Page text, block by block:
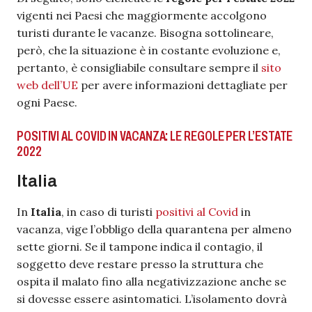
vigenti nei Paesi che maggiormente accolgono
turisti durante le vacanze. Bisogna sottolineare,
però, che la situazione è in costante evoluzione e,
pertanto, è consigliabile consultare sempre il sito
web dell’UE per avere informazioni dettagliate per
ogni Paese.
POSITIVI AL COVID IN VACANZA: LE REGOLE PER L’ESTATE
2022
Italia
In Italia, in caso di turisti positivi al Covid in
vacanza, vige l’obbligo della quarantena per almeno
sette giorni. Se il tampone indica il contagio, il
soggetto deve restare presso la struttura che
ospita il malato fino alla negativizzazione anche se
si dovesse essere asintomatici. L’isolamento dovrà